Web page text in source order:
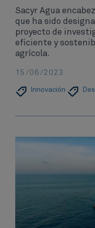
Sacyr Agua
que ha sido
proyecto de
eficiente y
agrícola.
15/06/2023
Innovación​